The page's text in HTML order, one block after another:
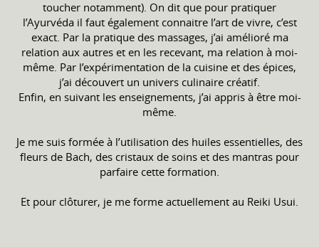
toucher notamment). On dit que pour pratiquer
l’Ayurvéda il faut également connaitre l’art de vivre, c’est
exact. Par la pratique des massages, j’ai amélioré ma
relation aux autres et en les recevant, ma relation à moi-
même. Par l’expérimentation de la cuisine et des épices,
j’ai découvert un univers culinaire créatif.
Enfin, en suivant les enseignements, j’ai appris à être moi-
même.
Je me suis formée à l’utilisation des huiles essentielles, des
fleurs de Bach, des cristaux de soins et des mantras pour
parfaire cette formation.
Et pour clôturer, je me forme actuellement au Reiki Usui.